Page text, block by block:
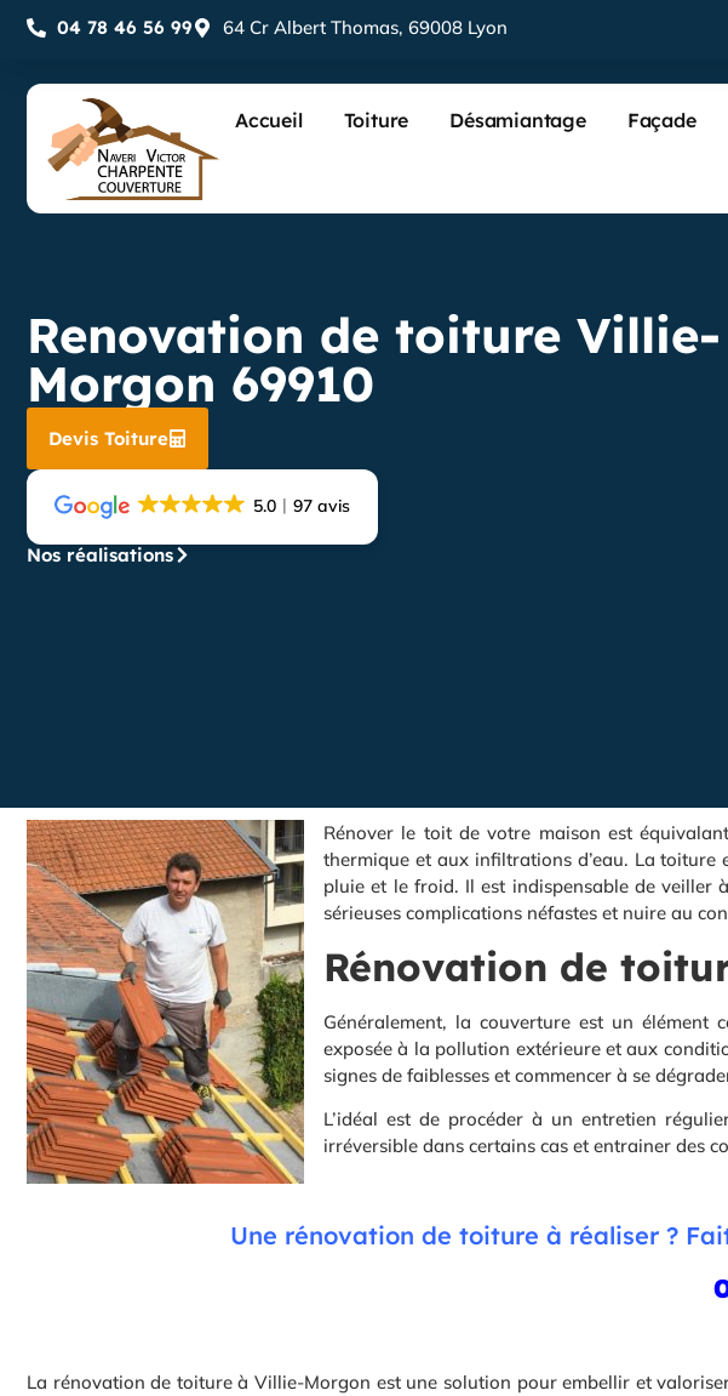
04 78 46 56 99 64 Cr Albert Thomas, 69008 Lyon
Accueil Toiture Désamiantage Façade
Renovation de toiture Villie-
Morgon 69910
Devis Toiture
5.0 97 avis
Nos réalisations
Rénover le toit de votre maison est
thermique et aux infiltrations d’eau. La toiture
pluie et le froid. Il est indispensable de veiller
sérieuses complications néfastes et nuire au
Rénovation de
Généralement, la couverture est un élément
exposée à la pollution extérieure et aux
signes de faiblesses et commencer à se
L’idéal est de procéder à un entretien
irréversible dans certains cas et entrainer des
Une rénovation de toiture à réaliser ?
La rénovation de toiture à Villie-Morgon est une solution pour embellir et